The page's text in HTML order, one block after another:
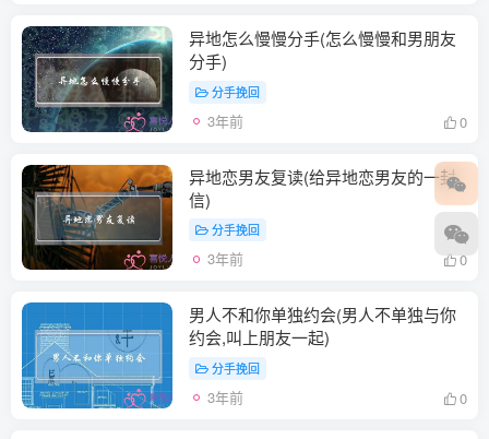
异地怎么慢慢分手(怎么慢慢和男朋友
分手)
分手挽回
3年前 0
异地恋男友复读(给异地恋男友的一封
信)
分手挽回
3年前 0
男人不和你单独约会(男人不单独与你
约会,叫上朋友一起)
分手挽回
3年前 0